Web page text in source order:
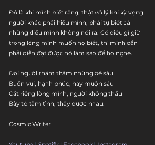
Đó là khi mình biết rằng, thật vô lý khi kỳ vọng
người khác phải hiểu mình, phải tự biết cả
những điều mình không nói ra. Có điều gì giữ
trong lòng mình muốn họ biết, thì mình cần
phải diễn đạt được nó làm sao để họ nghe.
Đời người thăm thẳm những bề sâu
Buồn vui, hạnh phúc, hay muộn sầu
Cất riêng lòng mình, người không thấu
Bày tỏ tâm tình, thấy được nhau.
Cosmic Writer